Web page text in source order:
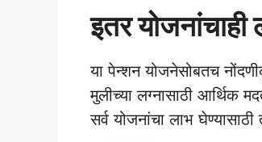
इतर योजनांचाही
या पेन्शन योजनेसोबतच
मुलीच्या लग्नासाठी आर्थिक
सर्व योजनांचा लाभ